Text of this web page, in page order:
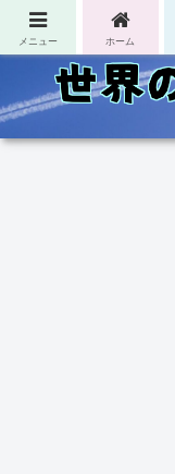
コンテンツへスキップ
メニュー ホーム